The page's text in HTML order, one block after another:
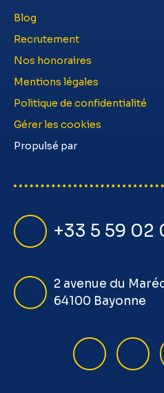
Blog
Recrutement
Nos honoraires
Mentions légales
Politique de confidentialité
Gérer les cookies
Propulsé par
+33 5 59 02
2 avenue du
64100 Bayonne